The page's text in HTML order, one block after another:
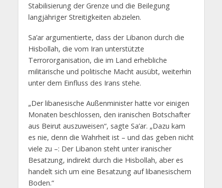
Stabilisierung der Grenze und die Beilegung
langjähriger Streitigkeiten abzielen.
Sa’ar argumentierte, dass der Libanon durch die
Hisbollah, die vom Iran unterstützte
Terrororganisation, die im Land erhebliche
militärische und politische Macht ausübt, weiterhin
unter dem Einfluss des Irans stehe.
„Der libanesische Außenminister hatte vor einigen
Monaten beschlossen, den iranischen Botschafter
aus Beirut auszuweisen“, sagte Sa’ar. „Dazu kam
es nie, denn die Wahrheit ist – und das geben nicht
viele zu –: Der Libanon steht unter iranischer
Besatzung, indirekt durch die Hisbollah, aber es
handelt sich um eine Besatzung auf libanesischem
Boden.“